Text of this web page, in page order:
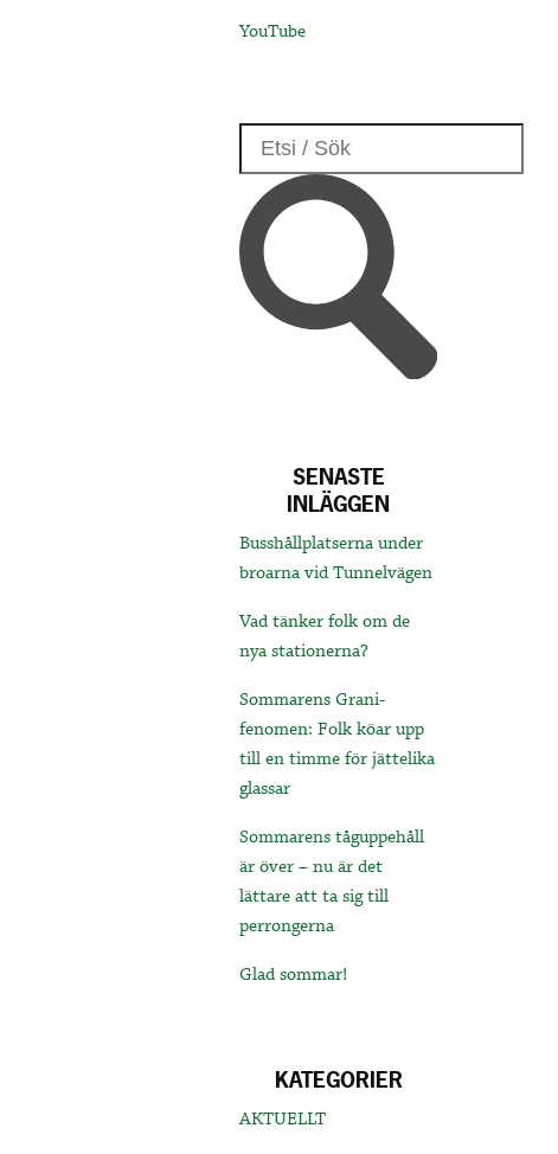
YouTube
SENASTE
INLÄGGEN
Busshållplatserna under
broarna vid Tunnelvägen
Vad tänker folk om de
nya stationerna?
Sommarens Grani-
fenomen: Folk köar upp
till en timme för jättelika
glassar
Sommarens tåguppehåll
är över – nu är det
lättare att ta sig till
perrongerna
Glad sommar!
KATEGORIER
AKTUELLT